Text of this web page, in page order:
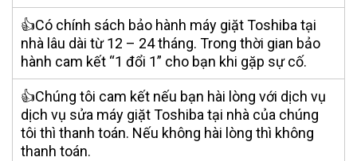
👍Có chính sách bảo hành máy giặt Toshiba tại
nhà lâu dài từ 12 – 24 tháng. Trong thời gian bảo
hành cam kết “1 đổi 1” cho bạn khi gặp sự cố.
👍Chúng tôi cam kết nếu bạn hài lòng với dịch vụ
dịch vụ sửa máy giặt Toshiba tại nhà của chúng
tôi thì thanh toán. Nếu không hài lòng thì không
thanh toán.